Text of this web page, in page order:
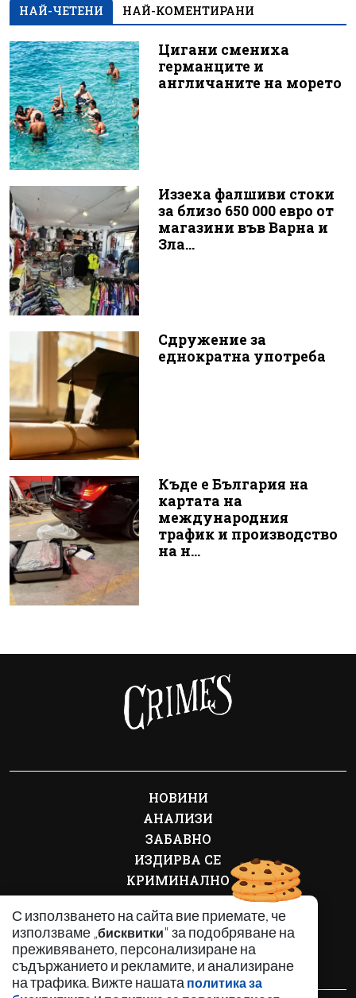
НАЙ-ЧЕТЕНИ НАЙ-КОМЕНТИРАНИ
Цигани смениха
германците и
англичаните на морето
Иззеха фалшиви стоки
за близо 650 000 евро от
магазини във Варна и
Зла...
Сдружение за
еднократна употреба
Къде е България на
картата на
международния
трафик и производство
на н...
С използването на сайта вие приемате, че
използваме „бисквитки" за подобряване на
преживяването, персонализиране на
съдържанието и рекламите, и анализиране
на трафика. Вижте нашата политика за
НОВИНИ
АНАЛИЗИ
ЗАБАВНО
ИЗДИРВА СЕ
КРИМИНАЛНО
ЛИЧНОСТИ
ОБЩЕСТВЕНИ ТЕМИ
ПО СВЕТА
РЕГИОНАЛНИ